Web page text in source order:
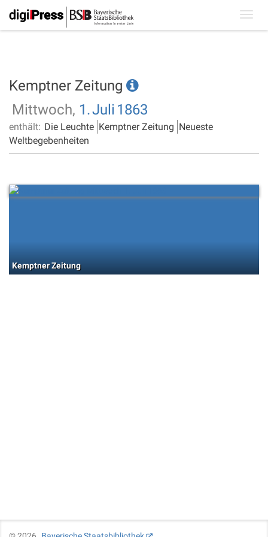
Kemptner Zeitung
Mittwoch, 1.Juli 1863
enthält: Die Leuchte Kemptner Zeitung Neueste
Weltbegebenheiten
Kemptner Zeitung